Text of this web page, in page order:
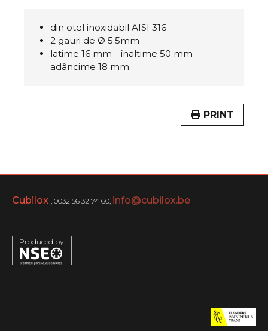
din otel inoxidabil AISI 316
2 gauri de Ø 5.5mm
latime 16 mm - înaltime 50 mm –
adâncime 18 mm
PRINT
Cubilox , 0032 56 32 74 60, info@cubilox.be
Produced by